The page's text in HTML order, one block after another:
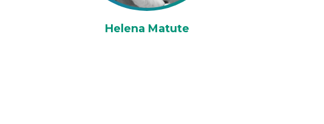
Helena Matute